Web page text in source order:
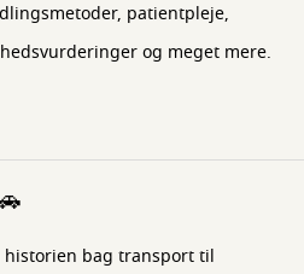
patientpleje,
og meget mere.
bag transport til